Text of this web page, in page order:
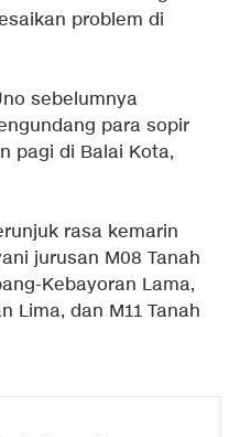
problem di
sebelumnya
para sopir
pagi di Balai Kota,
rasa kemarin
jurusan M08 Tanah
Kebayoran Lama,
Lima, dan M11 Tanah